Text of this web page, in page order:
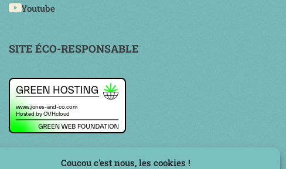
Coucou c'est nous, les cookies !
Youtube
SITE ÉCO-RESPONSABLE